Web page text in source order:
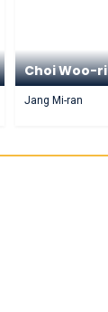
Choi Woo-ri
Jang Mi-ran